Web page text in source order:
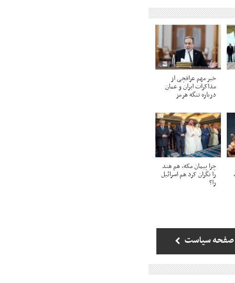
خبر مهم عراقچی از
مذاکرات ایران و عمان
درباره تنگه هرمز
چرا پیمان مکه، هم هند
را نگران کرد هم اسرائیل
را؟
صفحه سیاست